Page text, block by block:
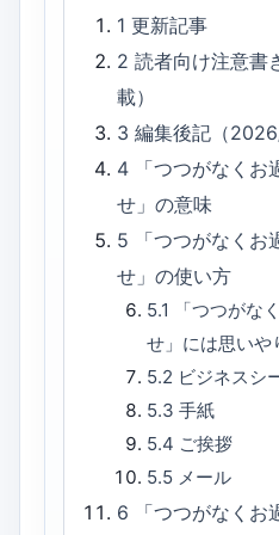
1更新記事
2読者向け注意
載）
3編集後記（
4
「つつがなくお
せ」の意味
5
「つつがなくお
せ」の使い方
5.1
「つつがな
せ」には思いや
5.2 ビジネスシ
5.3 手紙
5.4 ご挨拶
5.5 メール
6
「つつがなくお